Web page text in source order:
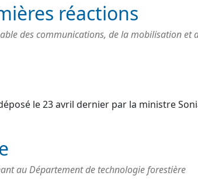
réactions
des communications, de la mobilisation et
le 23 avril dernier par la ministre
au Département de technologie forestière